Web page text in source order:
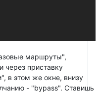
маршруты",
через приставку
в этом же окне, внизу
- "bypass". Ставишь